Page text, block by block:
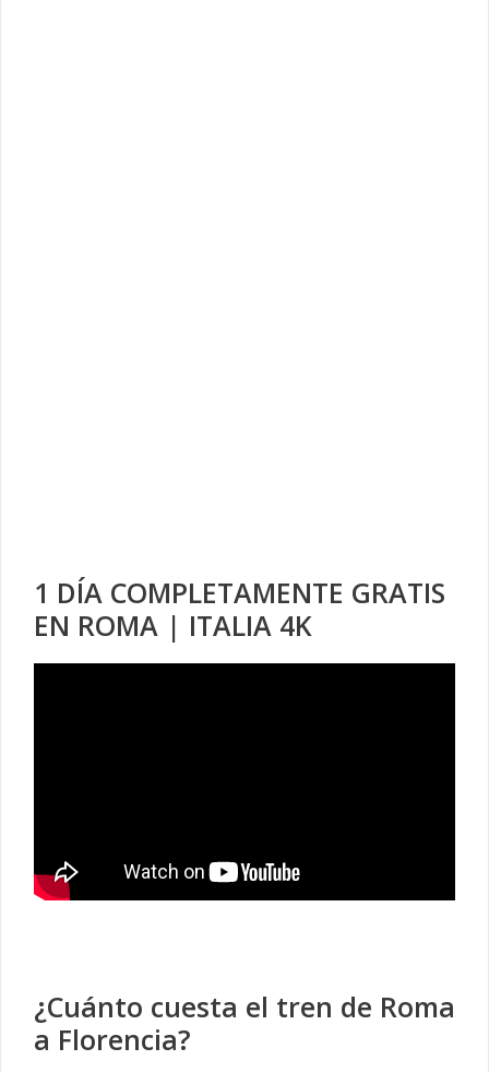
1 DÍA COMPLETAMENTE GRATIS
EN ROMA | ITALIA 4K
¿Cuánto cuesta el tren de Roma
a Florencia?